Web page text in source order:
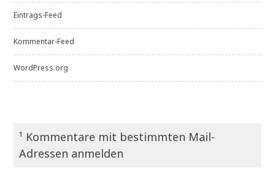
Eintrags-Feed
Kommentar-Feed
WordPress.org
¹ Kommentare mit bestimmten Mail-
Adressen anmelden